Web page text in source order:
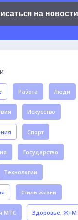
на новости
Работа Люди
Искусство
Спорт
Государство
Технологии
Стиль жизни
МТС Здоровье: Ж+М